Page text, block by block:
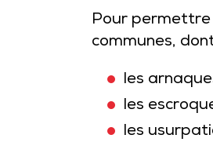
Pour permettre
communes,
les
les
les